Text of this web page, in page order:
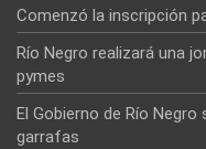
Comenzó la inscripción
Río Negro realizará una
pymes
El Gobierno de Río
garrafas